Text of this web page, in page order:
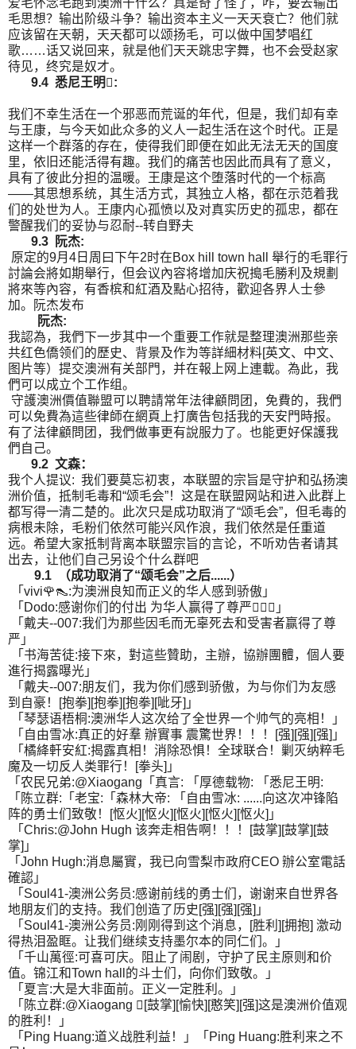
毛思想？输出阶级斗争？输出资本主义一天天衰亡？他们就
应该留在天朝，天天都可以颂扬毛，可以做中国梦唱红
歌……话又说回来，就是他们天天跳忠字舞，也不会受赵家
待见，终究是奴才。
9.4 悉尼王明:
我们不幸生活在一个邪恶而荒诞的年代，但是，我们却有幸
与王康，与今天如此众多的义人一起生活在这个时代。正是
这样一个群落的存在，使得我们即便在如此无法无天的国度
里，依旧还能活得有趣。我们的痛苦也因此而具有了意义，
具有了彼此分担的温暖。王康是这个堕落时代的一个标高
——其思想系统，其生活方式，其独立人格，都在示范着我
们的处世为人。王康内心孤愤以及对真实历史的孤忠，都在
警醒我们的妥协与忍耐--转自野夫
9.3 阮杰:
原定的9月4日周曰下午2时在Box hill town hall 舉行的毛罪行
討論会將如期舉行，但会议內容将增加庆祝搗毛勝利及規劃
將來等內容，有香槟和紅酒及點心招待，歡迎各界人士參
加。阮杰发布
阮杰:
我認為，我們下一步其中一个重要工作就是整理澳洲那些亲
共红色僑领们的歷史、背景及作为等詳細材料[英文、中文、
图片等）提交澳洲有关部門，并在報上网上連載。為此，我
們可以成立个工作组。
守護澳洲價值聯盟可以聘請常年法律顧問团，免費的，我們
可以免費為這些律師在網頁上打廣告包括我的天安門時报。
有了法律顧問团，我們做事更有說服力了。也能更好保護我
們自己。
9.2 文森：
我个人提议: 我们要莫忘初衷，本联盟的宗旨是守护和弘扬澳
洲价值，抵制毛毒和“颂毛会”！这是在联盟网站和进入此群上
都写得一清二楚的。此次只是成功取消了“颂毛会”，但毛毒的
病根未除，毛粉们依然可能兴风作浪，我们依然是任重道
远。希望大家抵制背离本联盟宗旨的言论，不听劝告者请其
出去，让他们自己另设个什么群吧
9.1 （成功取消了“颂毛会”之后......）
「vivi🌹👠:为澳洲良知而正义的华人感到骄傲」
「Dodo:感谢你们的付出 为华人赢得了尊严」
「戴夫--007:我们为那些因毛而无辜死去和受害者赢得了尊
严」
「书海苦徒:接下來，對這些贊助，主辦，協辦團體，個人要
進行揭露曝光」
「戴夫--007:朋友们，我为你们感到骄傲，为与你们为友感
到自豪！[抱拳][抱拳][抱拳][呲牙]」
「琴瑟语梧桐:澳洲华人这次给了全世界一个帅气的亮相！」
「自由雪冰:真正的好羣 辦實事 震驚世界！！！[强][强][强]」
「橘絳軒安紅:揭露真相！消除恐惧！全球联合！剿灭纳粹毛
魔及一切反人类罪行！[拳头]」
「农民兄弟:@Xiaogang「真言: 「厚德载物: 「悉尼王明:
「陈立群:「老宝:「森林大帝: 「自由雪冰: ......向这次冲锋陷
阵的勇士们致敬！[怄火][怄火][怄火][怄火][怄火]」
「Chris:@John Hugh 该奔走相告啊！！！[鼓掌][鼓掌][鼓
掌]」
「John Hugh:消息屬實，我已向雪梨市政府CEO 辦公室電話
確認」
「Soul41-澳洲公务员:感谢前线的勇士们，谢谢来自世界各
地朋友们的支持。我们创造了历史[强][强][强]」
「Soul41-澳洲公务员:刚刚得到这个消息，[胜利][拥抱] 激动
得热泪盈眶。让我们继续支持墨尔本的同仁们。」
「千山萬徑:可喜可庆。阻止了闹剧，守护了民主原则和价
值。锦江和Town hall的斗士们，向你们致敬。」
「夏言:大是大非面前。正义一定胜利。」
「陈立群:@Xiaogang [鼓掌][愉快][憨笑][强]这是澳洲价值观
的胜利！」
「Ping Huang:道义战胜利益！」「Ping Huang:胜利来之不